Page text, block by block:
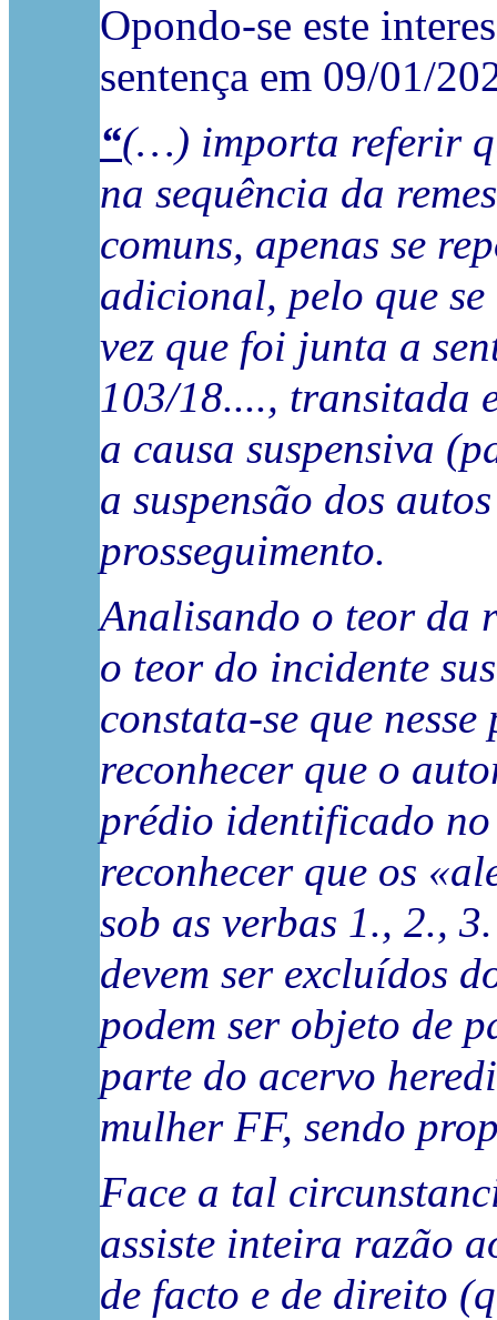
Opondo-se este
sentença em 09/01/
“(…) importa referir
na sequência da
comuns, apenas se
adicional, pelo que
vez que foi junta a
103/18...., transitada
a causa suspensiva
a suspensão dos
prosseguimento.
Analisando o teor da
o teor do incidente
constata-se que
reconhecer que o
prédio identificado
reconhecer que os
sob as verbas 1., 2.,
devem ser excluídos
podem ser objeto de
parte do acervo
mulher FF, sendo
Face a tal
assiste inteira razão
de facto e de direito